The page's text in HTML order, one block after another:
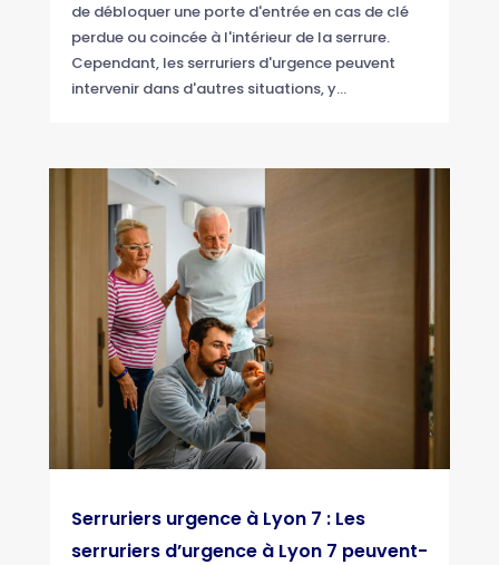
de débloquer une porte d'entrée en cas de clé
perdue ou coincée à l'intérieur de la serrure.
Cependant, les serruriers d'urgence peuvent
intervenir dans d'autres situations, y...
Serruriers urgence à Lyon 7 : Les
serruriers d’urgence à Lyon 7 peuvent-